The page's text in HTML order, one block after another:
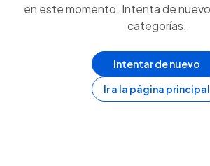
en este momento. Intenta de
categorías.
Intentar de nuevo
Ir a la página principal